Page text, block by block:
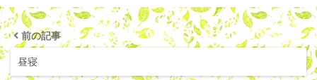
前の記事
昼寝